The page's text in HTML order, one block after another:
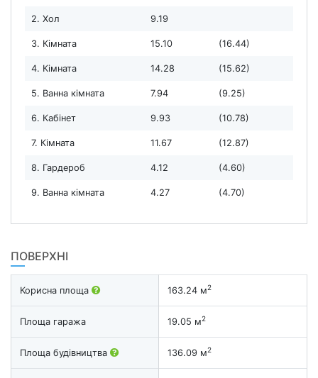
2. Хол 9.19
3. Кімната 15.10 (16.44)
4. Кімната 14.28 (15.62)
5. Ванна кімната 7.94 (9.25)
6. Кабінет 9.93 (10.78)
7. Кімната 11.67 (12.87)
8. Гардероб 4.12 (4.60)
9. Ванна кімната 4.27 (4.70)
ПОВЕРХНІ
Корисна площа 163.24 м2
Площа гаража 19.05 м2
Площа будівництва 136.09 м2